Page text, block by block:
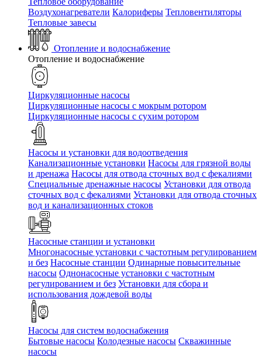
Воздухонагреватели Калориферы Тепловентиляторы
Тепловые завесы
Отопление и водоснабжение
Отопление и водоснабжение
Циркуляционные насосы
Циркуляционные насосы с мокрым ротором
Циркуляционные насосы с сухим ротором
Насосы и установки для водоотведения
Канализационные установки Насосы для грязной воды
и дренажа Насосы для отвода сточных вод c фекалиями
Специальные дренажные насосы Установки для отвода
сточных вод c фекалиями Установки для отвода сточных
вод и канализационных стоков
Насосные станции и установки
Многонасосные установки с частотным регулированием
и без Насосные станции Одинарные повысительные
насосы Однонасосные установки с частотным
регулированием и без Установки для сбора и
использования дождевой воды
Насосы для систем водоснабжения
Бытовые насосы Колодезные насосы Скважинные
насосы